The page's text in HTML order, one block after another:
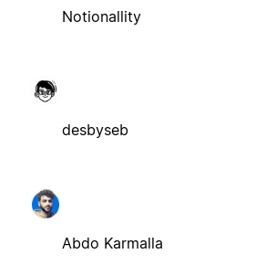
Notionallity
desbyseb
Abdo Karmalla